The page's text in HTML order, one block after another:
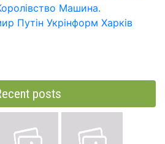
Машина.
Путін Укрінформ Харків
posts